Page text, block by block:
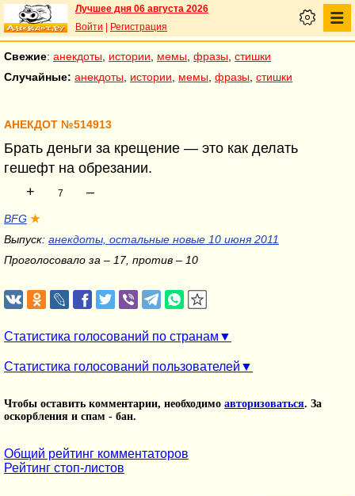
Лучшее дня 06 августа 2026
Войти
Регистрация
Свежие: анекдоты истории мемы фразы стишки
Случайные: анекдоты истории мемы фразы стишки
АНЕКДОТ №514913
Брать деньги за крещение — это как делать
гешефт на обрезании.
+
7 –
BFG ★
Выпуск: анекдоты, остальные новые 10 июня 2011
Проголосовало за – 17, против – 10
Статистика голосований по странам
Статистика голосований пользователей
Чтобы оставить комментарии, необходимо авторизоваться. За
оскорбления и спам - бан.
Общий рейтинг комментаторов
Рейтинг стоп-листов